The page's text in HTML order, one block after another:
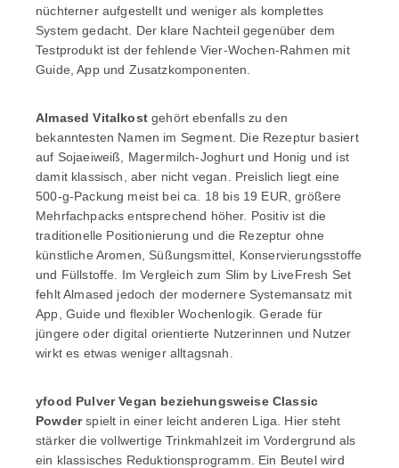
nüchterner aufgestellt und weniger als komplettes
System gedacht. Der klare Nachteil gegenüber dem
Testprodukt ist der fehlende Vier-Wochen-Rahmen mit
Guide, App und Zusatzkomponenten.
Almased Vitalkostgehört ebenfalls zu den
bekanntesten Namen im Segment. Die Rezeptur basiert
auf Sojaeiweiß, Magermilch-Joghurt und Honig und ist
damit klassisch, aber nicht vegan. Preislich liegt eine
500-g-Packung meist bei ca. 18 bis 19 EUR, größere
Mehrfachpacks entsprechend höher. Positiv ist die
traditionelle Positionierung und die Rezeptur ohne
künstliche Aromen, Süßungsmittel, Konservierungsstoffe
und Füllstoffe. Im Vergleich zum Slim by LiveFresh Set
fehlt Almased jedoch der modernere Systemansatz mit
App, Guide und flexibler Wochenlogik. Gerade für
jüngere oder digital orientierte Nutzerinnen und Nutzer
wirkt es etwas weniger alltagsnah.
yfood Pulver Vegan beziehungsweise Classic
Powderspielt in einer leicht anderen Liga. Hier steht
stärker die vollwertige Trinkmahlzeit im Vordergrund als
ein klassisches Reduktionsprogramm. Ein Beutel wird